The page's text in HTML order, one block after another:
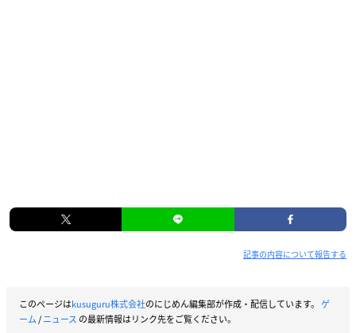
記事の内容について報告する
このページはkusuguru株式会社のにじめん編集部が作成・配信しています。 ゲ
ーム/ニュース の最新情報はリンク先をご覧ください。